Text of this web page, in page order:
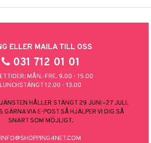
ELLER MAILA TILL OSS
031 712 01 01
MÅN.-FRE. 9.00 - 15.00
LUNCHSTÄNGT 12.00 - 13.00
HÅLLER STÄNGT 29 JUNI–27 JULI.
GÄRNA VIA E-POST SÅ HJÄLPER VI DIG SÅ
SNART SOM MÖJLIGT.
INFO@SHOPPING4NET.COM